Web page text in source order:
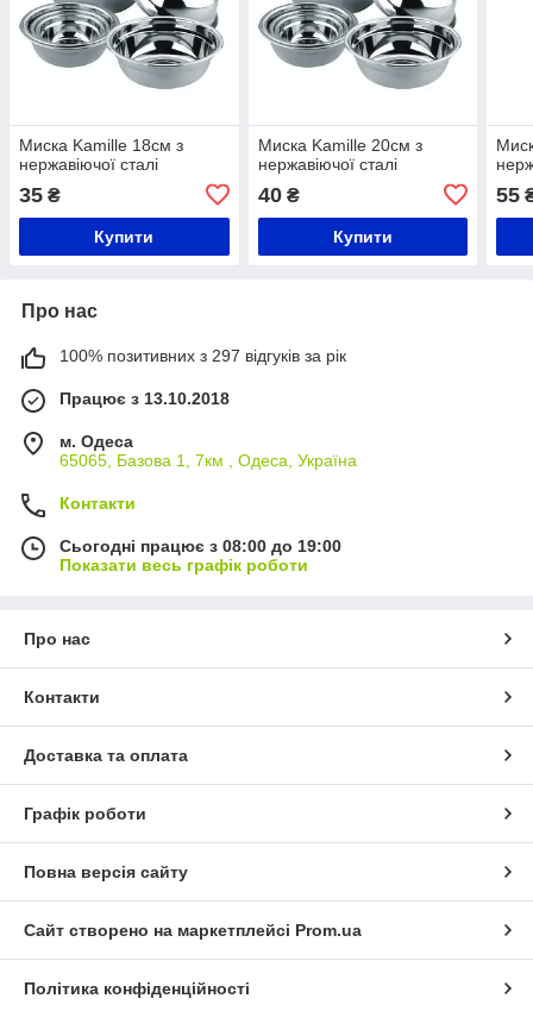
Миска Kamille 18см з
нержавіючої сталі
35 ₴
Купити
Миска Kamille 20см з
нержавіючої сталі
40₴
Купити
55
Про нас
100% позитивних з 297 відгуків за рік
Працює з 13.10.2018
м. Одеса
65065, Базова 1, 7км , Одеса, Україна
Контакти
Сьогодні працює з 08:00 до 19:00
Показати весь графік роботи
Про нас
Контакти
Доставка та оплата
Графік роботи
Повна версія сайту
Сайт створено на маркетплейсі Prom.ua
Політика конфіденційності